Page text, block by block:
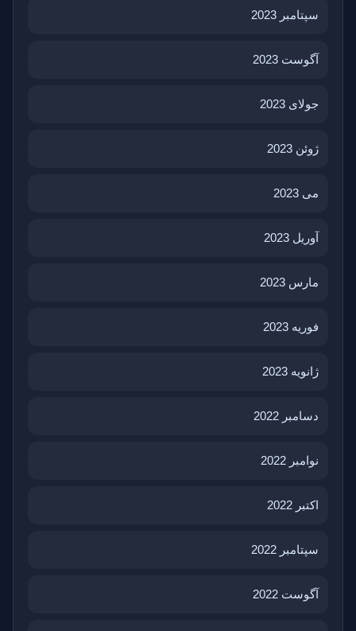
سپتامبر 2023
آگوست 2023
جولای 2023
ژوئن 2023
می 2023
آوریل 2023
مارس 2023
فوریه 2023
ژانویه 2023
دسامبر 2022
نوامبر 2022
اکتبر 2022
سپتامبر 2022
آگوست 2022